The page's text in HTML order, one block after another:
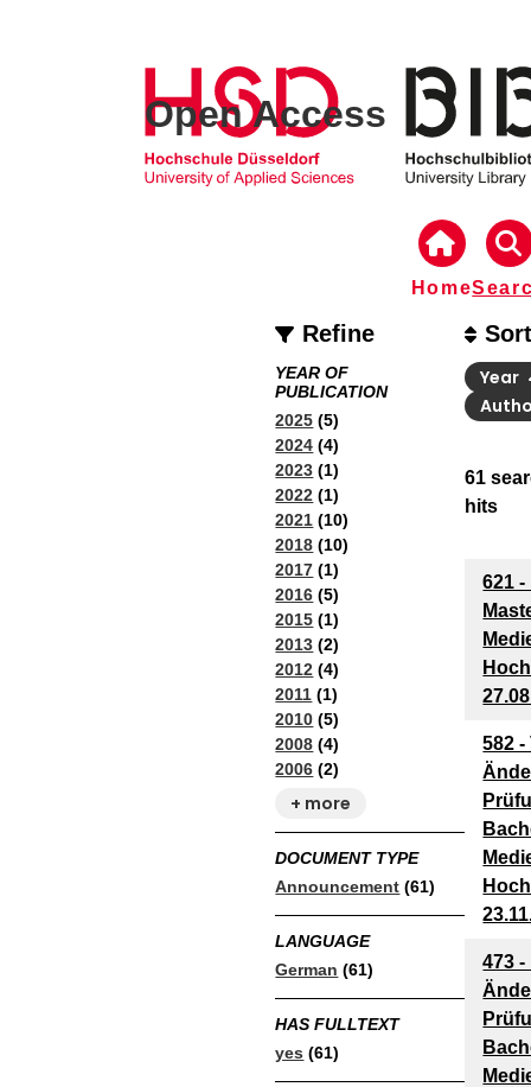
Open Access
Home
Refine
YEAR OF
PUBLICATION
2025 (5)
2024 (4)
2023 (1)
2022 (1)
2021 (10)
2018 (10)
2017 (1)
2016 (5)
2015 (1)
2013 (2)
2012 (4)
2011 (1)
2010 (5)
2008 (4)
2006 (2)
+ more
DOCUMENT TYPE
Announcement (61)
LANGUAGE
German (61)
HAS FULLTEXT
yes (61)
61
hits
Year
621
582
473